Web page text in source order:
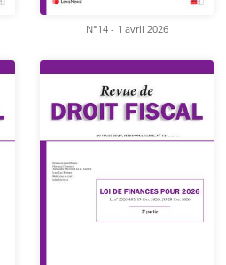
N°14 - 1 avril 2026